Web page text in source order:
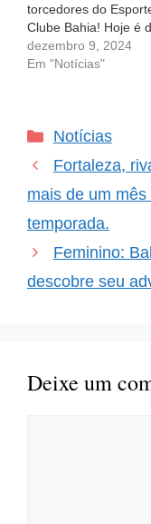
torcedores do
Clube Bahia! Hoje é
de celebrar uma
conquista que faz
(CBF) reconheceu o
disciplinado do
Campeonato
dezembro 9, 2024
Em "Notícias"
Categorias
Notícias
Fortaleza,
mais de um
temporada.
Feminino:
descobre seu
Deixe um